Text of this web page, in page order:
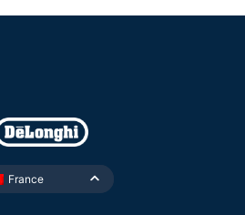
France